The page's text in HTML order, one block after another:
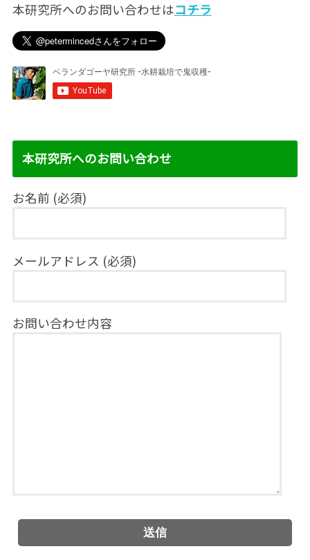
本研究所へのお問い合わせはコチラ
本研究所へのお問い合わせ
お名前 (必須)
メールアドレス (必須)
お問い合わせ内容